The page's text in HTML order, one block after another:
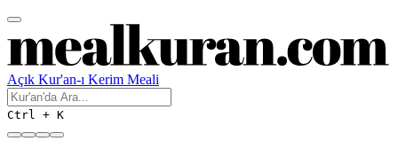
Açık Kur'an-ı Kerim Meali
Ctrl + K